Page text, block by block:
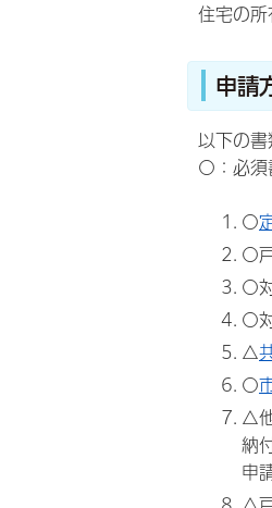
住宅の所
申請
以下の書
○：必須
○
○
○
○
△
○
△
納
申